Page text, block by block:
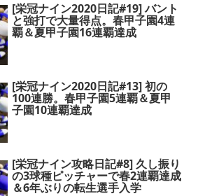
[栄冠ナイン2020日記#19] バント
と強打で大量得点。春甲子園4連
覇＆夏甲子園16連覇達成
[栄冠ナイン2020日記#13] 初の
100連勝。春甲子園5連覇＆夏甲
子園10連覇達成
[栄冠ナイン攻略日記#8] 久し振り
の3球種ピッチャーで春2連覇達成
＆6年ぶりの転生選手入学